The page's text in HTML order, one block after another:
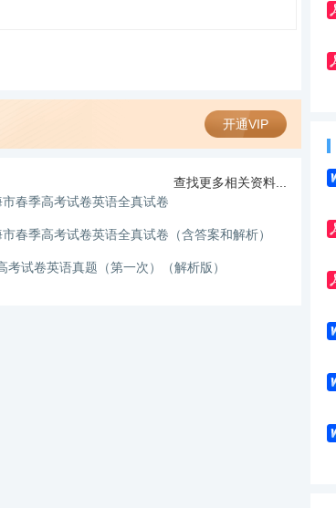
开通VIP
查找更多相关资料...
春季高考试卷英语全真试卷
春季高考试卷英语全真试卷（含答案和解析）
考试卷英语真题（第一次）（解析版）